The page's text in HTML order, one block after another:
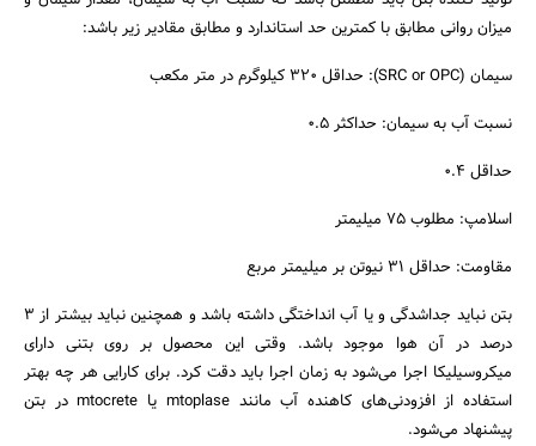
میزان روانی مطابق با کمترین حد استاندارد و مطابق مقادیر زیر باشد:
سیمان (SRC or OPC): حداقل 320 کیلوگرم در متر مکعب
نسبت آب به سیمان: حداکثر 0.5
حداقل 0.4
اسلامپ: مطلوب 75 میلیمتر
مقاومت: حداقل 31 نیوتن بر میلیمتر مربع
بتن نباید جداشدگی و یا آب انداختگی داشته باشد و همچنین نباید بیشتر از 3
درصد در آن هوا موجود باشد. وقتی این محصول بر روی بتنی دارای
میکروسیلیکا اجرا می‌شود به زمان اجرا باید دقت کرد. برای کارایی هر چه بهتر
استفاده از افزودنی‌های کاهنده آب مانند mtoplase یا mtocrete در بتن
پیشنهاد می‌شود.